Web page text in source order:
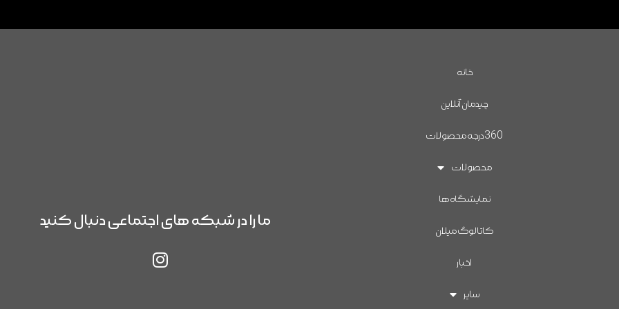
خانه
چیدمان آنلاین
360درجه محصولات
محصولات
نمایشگاه ها
کاتالوگ میلان
اخبار
سایر
ما را در شبکه های اجتماعی دنبال کنید